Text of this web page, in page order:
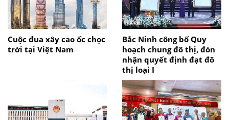
Cuộc đua xây cao ốc chọc
trời tại Việt Nam
Bắc Ninh công bố Quy
hoạch chung đô thị, đón
nhận quyết định đạt đô
thị loại I